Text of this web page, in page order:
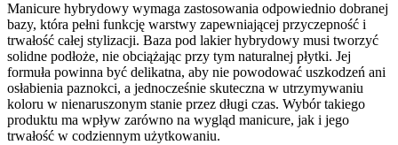
Manicure hybrydowy wymaga zastosowania odpowiednio dobranej
bazy, która pełni funkcję warstwy zapewniającej przyczepność i
trwałość całej stylizacji. Baza pod lakier hybrydowy musi tworzyć
solidne podłoże, nie obciążając przy tym naturalnej płytki. Jej
formuła powinna być delikatna, aby nie powodować uszkodzeń ani
osłabienia paznokci, a jednocześnie skuteczna w utrzymywaniu
koloru w nienaruszonym stanie przez długi czas. Wybór takiego
produktu ma wpływ zarówno na wygląd manicure, jak i jego
trwałość w codziennym użytkowaniu.